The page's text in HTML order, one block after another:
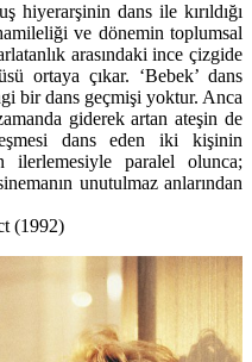
dans ile kırıldığı
ve dönemin toplumsal
arasındaki ince çizgide
ortaya çıkar. ‘Bebek’ dans
bir dans geçmişi yoktur. Anca
giderek artan ateşin de
dans eden iki kişinin
ilerlemesiyle paralel olunca;
unutulmaz anlarından
(1992)